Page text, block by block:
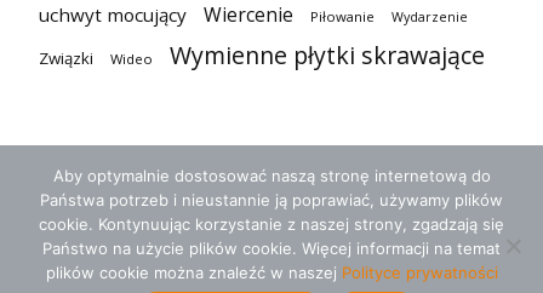
uchwyt mocujący Wiercenie Piłowanie Wydarzenie
Związki Wideo Wymienne płytki skrawające
Ogólne warunki umowy Ochrona danych Kontakt
Aby optymalnie dostosować naszą stronę internetową do
Państwa potrzeb i nieustannie ją poprawiać, używamy plików
cookie. Kontynuując korzystanie z naszej strony, zgadzają się
Państwo na użycie plików cookie. Więcej informacji na temat
plików cookie można znaleźć w naszej Polityce prywatności